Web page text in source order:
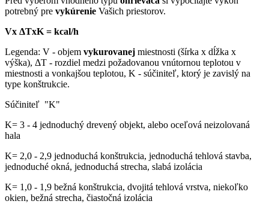
potrebný pre vykúrenie Vašich priestorov.
Vx ΔTxK = kcal/h
Legenda: V - objem vykurovanej miestnosti (šírka x dĺžka x
výška), ΔT - rozdiel medzi požadovanou vnútornou teplotou v
miestnosti a vonkajšou teplotou, K - súčiniteľ, ktorý je zavislý na
type konštrukcie.
Súčiniteľ "K"
K= 3 - 4 jednoduchý drevený objekt, alebo oceľová neizolovaná
hala
K= 2,0 - 2,9 jednoduchá konštrukcia, jednoduchá tehlová stavba,
jednoduché okná, jednoduchá strecha, slabá izolácia
K= 1,0 - 1,9 bežná konštrukcia, dvojitá tehlová vrstva, niekoľko
okien, bežná strecha, čiastočná izolácia